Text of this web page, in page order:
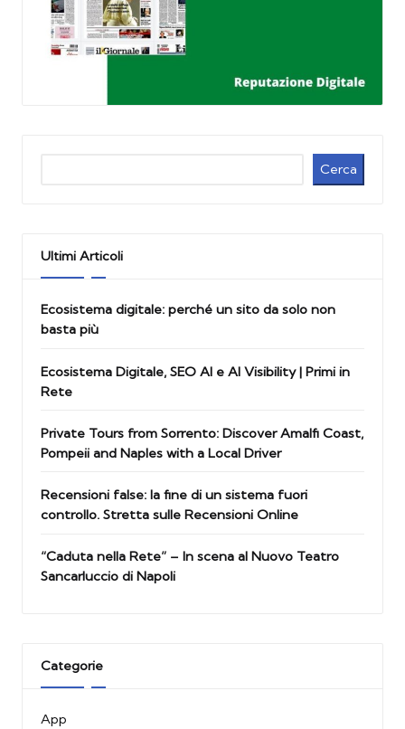
Cerca
Ultimi Articoli
Ecosistema digitale: perché un sito da solo non
basta più
Ecosistema Digitale, SEO AI e AI Visibility | Primi in
Rete
Private Tours from Sorrento: Discover Amalfi Coast,
Pompeii and Naples with a Local Driver
Recensioni false: la fine di un sistema fuori
controllo. Stretta sulle Recensioni Online
“Caduta nella Rete” – In scena al Nuovo Teatro
Sancarluccio di Napoli
Categorie
App